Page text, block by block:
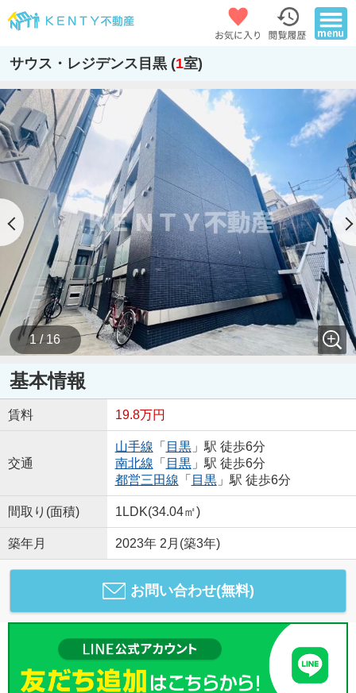
サウス・レジデンス目黒 (1室)
1 / 16
基本情報
賃料 19.8万円
交通
山手線 「 目黒」駅 徒歩6分
南北線 「 目黒」駅 徒歩6分
都営三田線 「 目黒」駅 徒歩6分
間取り(面積) 1LDK(34.04㎡)
築年月 2023年 2月(築3年)
お問い合わせ(無料)